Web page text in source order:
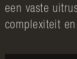
een vaste
complexiteit